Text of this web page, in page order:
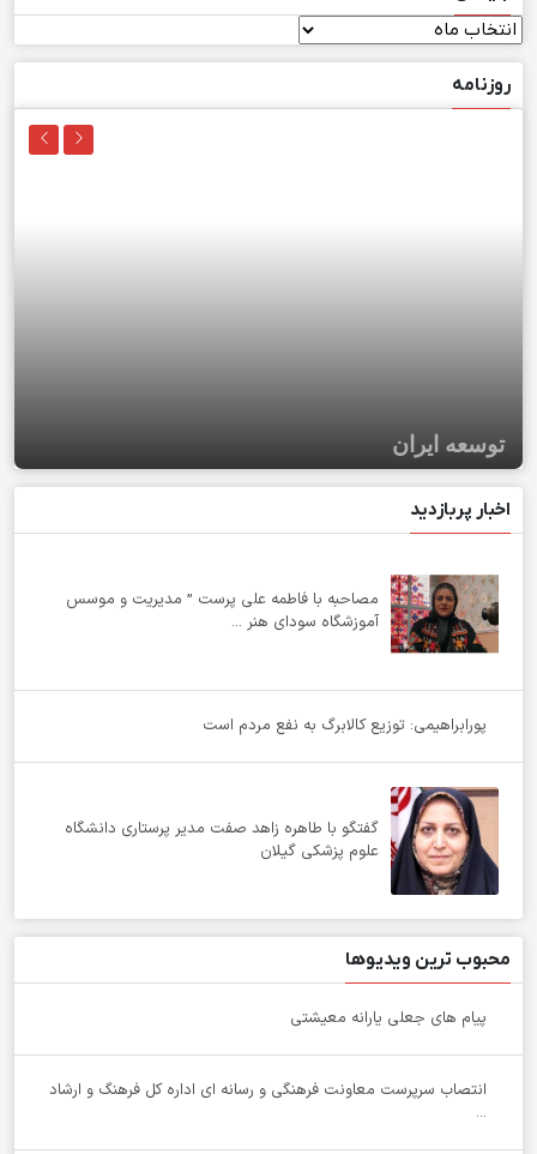
بایگانی
روزنامه
توسعه ایران
اخبار پربازدید
مصاحبه با فاطمه علی پرست ” مدیریت و موسس
آموزشگاه سودای هنر ...
پورابراهیمی: توزیع کالابرگ به نفع مردم است
گفتگو با طاهره زاهد صفت مدیر پرستاری دانشگاه
علوم پزشکی گیلان
محبوب ترین ویدیوها
پیام های جعلی یارانه معیشتی
انتصاب سرپرست معاونت فرهنگی و رسانه ای اداره کل فرهنگ و ارشاد
...